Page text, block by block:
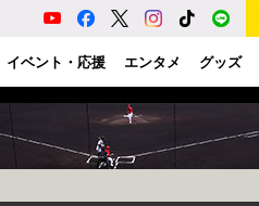
イベント・応援 エンタメ グッズ